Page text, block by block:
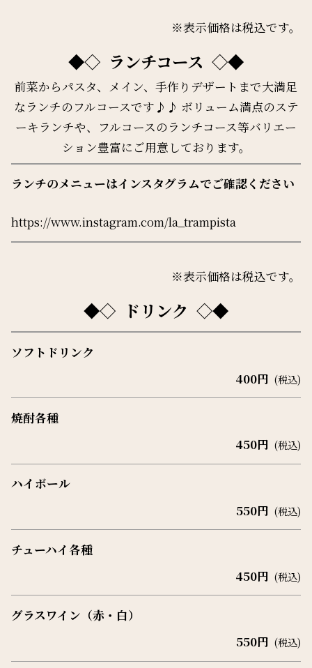
人様、お子様それぞれの内訳を書いてい
【コース内容 （全6品）】
・前菜
・パン
・本日の厳選素材のパスタ
・ドルチェの盛り合わせ
・詳しくはスタッフまでお問い合わせく
・ディナーでは名前入り誕生日、アニバ
ーサリープレートサービスしています。
お子様連れのお客様は、コメント欄に注
人様、お子様それぞれの内訳を書いてい
※表示価格は税込です。
ランチコース
前菜からパスタ、メイン、手作りデザートまで大満足
なランチのフルコースです♪♪ ボリューム満点のステ
ーキランチや、フルコースのランチコース等バリエー
ション豊富にご用意しております。
ランチのメニューはインスタグラムでご確認ください
https://www.instagram.com/la_trampista
※表示価格は税込です。
ドリンク
ソフトドリンク
400円 (税込)
焼酎各種
450円 (税込)
ハイボール
550円 (税込)
チューハイ各種
450円 (税込)
グラスワイン（赤・白）
550円 (税込)